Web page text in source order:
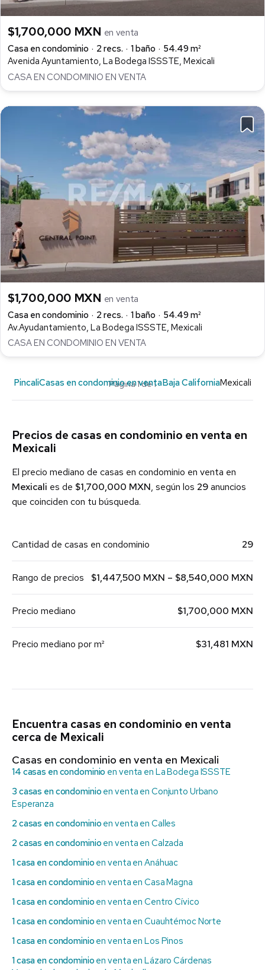
$1,700,000 MXN en venta
Casa en condominio
2 recs. 1 baño
54.49 m²
Avenida Ayuntamiento, La Bodega ISSSTE, Mexicali
CASA EN CONDOMINIO EN VENTA
$1,700,000 MXN en venta
Casa en condominio
2 recs. 1 baño
54.49 m²
Av.Ayudantamiento, La Bodega ISSSTE, Mexicali
CASA EN CONDOMINIO EN VENTA
Página 1 de 1
PincaliCasas en condominio en ventaBaja CaliforniaMexicali
Precios de casas en condominio en venta en
Mexicali
El precio mediano de casas en condominio en venta en
Mexicali es de $1,700,000 MXN, según los 29anuncios
que coinciden con tu búsqueda.
Cantidad de casas en condominio 29
Rango de precios $1,447,500 MXN – $8,540,000 MXN
Precio mediano $1,700,000 MXN
Precio mediano por m² $31,481 MXN
Encuentra casas en condominio en venta
cerca de Mexicali
Casas en condominio en venta en Mexicali
14 casas en condominio en venta en La Bodega ISSSTE
3 casas en condominio en venta en Conjunto Urbano
Esperanza
2 casas en condominio en venta en Calles
2 casas en condominio en venta en Calzada
1 casa en condominio en venta en Anáhuac
1 casa en condominio en venta en Casa Magna
1 casa en condominio en venta en Centro Cívico
1 casa en condominio en venta en Cuauhtémoc Norte
1 casa en condominio en venta en Los Pinos
1 casa en condominio en venta en Lázaro Cárdenas